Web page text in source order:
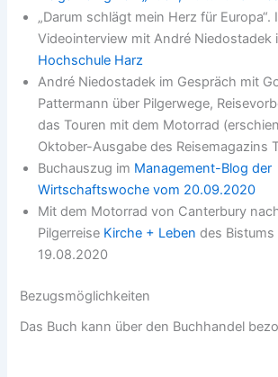
„Darum schlägt mein Herz für Europa“.
Videointerview mit André Niedostadek
Hochschule Harz
André Niedostadek im Gespräch mit
Pattermann über Pilgerwege,
das Touren mit dem Motorrad
Oktober-Ausgabe des Reisemagazins
Buchauszug im Management-Blog der
Wirtschaftswoche vom 20.09.2020
Mit dem Motorrad von Canterbury
Pilgerreise Kirche + Leben des
19.08.2020
Bezugsmöglichkeiten
Das Buch kann über den Buchhandel